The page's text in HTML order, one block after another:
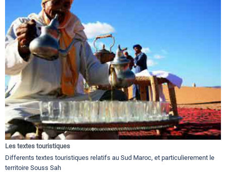
Les textes touristiques
Differents textes touristiques relatifs au Sud Maroc, et particulierement le
territoire Souss Sah